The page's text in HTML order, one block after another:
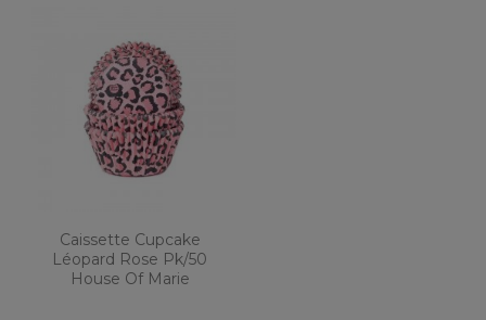
Caissette Cupcake
Léopard Rose Pk/50
House Of Marie